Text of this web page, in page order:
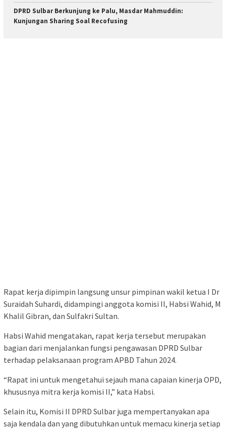
DPRD Sulbar Berkunjung ke Palu, Masdar Mahmuddin:
Kunjungan Sharing Soal Recofusing
Rapat kerja dipimpin langsung unsur pimpinan wakil ketua I Dr
Suraidah Suhardi, didampingi anggota komisi II, Habsi Wahid, M
Khalil Gibran, dan Sulfakri Sultan.
Habsi Wahid mengatakan, rapat kerja tersebut merupakan
bagian dari menjalankan fungsi pengawasan DPRD Sulbar
terhadap pelaksanaan program APBD Tahun 2024.
“Rapat ini untuk mengetahui sejauh mana capaian kinerja OPD,
khususnya mitra kerja komisi II,” kata Habsi.
Selain itu, Komisi II DPRD Sulbar juga mempertanyakan apa
saja kendala dan yang dibutuhkan untuk memacu kinerja setiap